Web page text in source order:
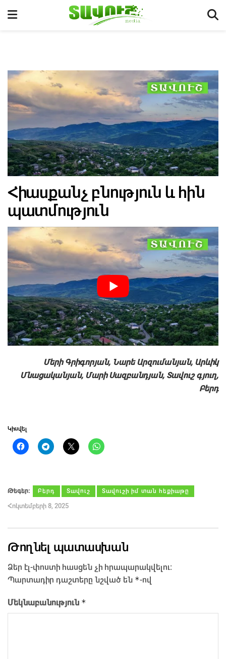
Հիասքանչ բնություն և հին
պատմություն
Մերի Գրիգորյան, Նարե Արզումանյան, Արևիկ
Մնացականյան, Մարի Սազբանդյան, Տավուշ գյուղ,
Բերդ
Կիսվել
Թեգեր։ Բերդ Տավուշ Տավուշի իմ տան հեքիաթը
Հոկտեմբերի 8, 2025
Թողնել պատասխան
Ձեր էլ-փոստի հասցեն չի հրապարակվելու։
Պարտադիր դաշտերը նշված են *-ով
Մեկնաբանություն *